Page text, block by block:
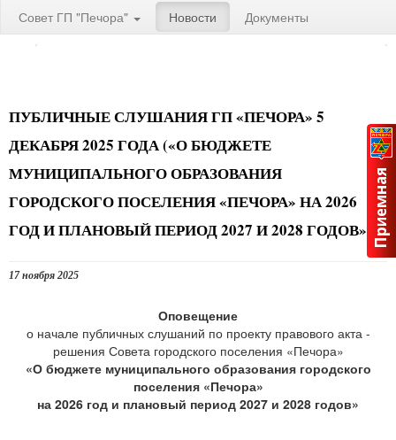
Совет ГП "Печора" Новости Документы
ПУБЛИЧНЫЕ СЛУШАНИЯ ГП «ПЕЧОРА» 5
ДЕКАБРЯ 2025 ГОДА («О БЮДЖЕТЕ
МУНИЦИПАЛЬНОГО ОБРАЗОВАНИЯ
ГОРОДСКОГО ПОСЕЛЕНИЯ «ПЕЧОРА» НА 2026
ГОД И ПЛАНОВЫЙ ПЕРИОД 2027 И 2028 ГОДОВ»)
17 ноября 2025
Оповещение
о начале публичных слушаний по проекту правового акта -
решения Совета городского поселения «Печора»
«О бюджете муниципального образования городского
поселения «Печора»
на 2026 год и плановый период 2027 и 2028 годов»